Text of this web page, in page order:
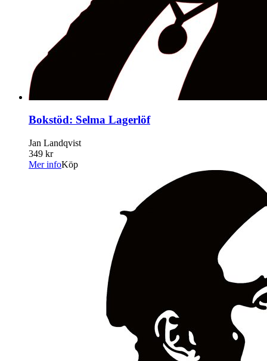
Bokstöd: Selma Lagerlöf
Jan Landqvist
349 kr
Mer infoKöp